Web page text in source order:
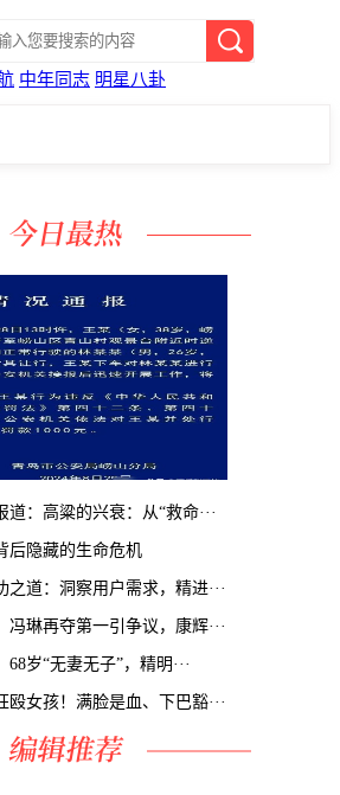
中年同志 明星八卦
道：高粱的兴衰：从“救命···
后隐藏的生命危机
之道：洞察用户需求，精进···
冯琳再夺第一引争议，康辉···
岁“无妻无子”，精明···
殴女孩！满脸是血、下巴豁···